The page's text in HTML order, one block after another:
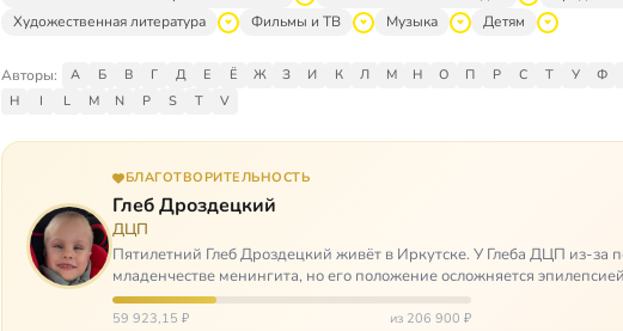
Художественная литература
Фильмы и ТВ Музыка Детям
Авторы: А Б В Г Д Е Ё Ж З И К Л М Н О П Р С Т У Ф
H
I L M N P S T V
БЛАГОТВОРИТЕЛЬНОСТЬ
Глеб Дроздецкий
ДЦП
Пятилетний Глеб Дроздецкий живёт в Иркутске. У Глеба ДЦП из-за
младенчестве менингита, но его положение осложняется
время была невозмож…
59 923,15 ₽ из 206 900 ₽